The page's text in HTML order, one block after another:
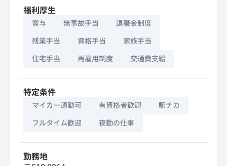
福利厚生
賞与 無事故手当 退職金制度
残業手当 資格手当 家族手当
住宅手当 再雇用制度 交通費支給
特定条件
マイカー通勤可 有資格者歓迎 駅チカ
フルタイム歓迎 夜勤の仕事
勤務地